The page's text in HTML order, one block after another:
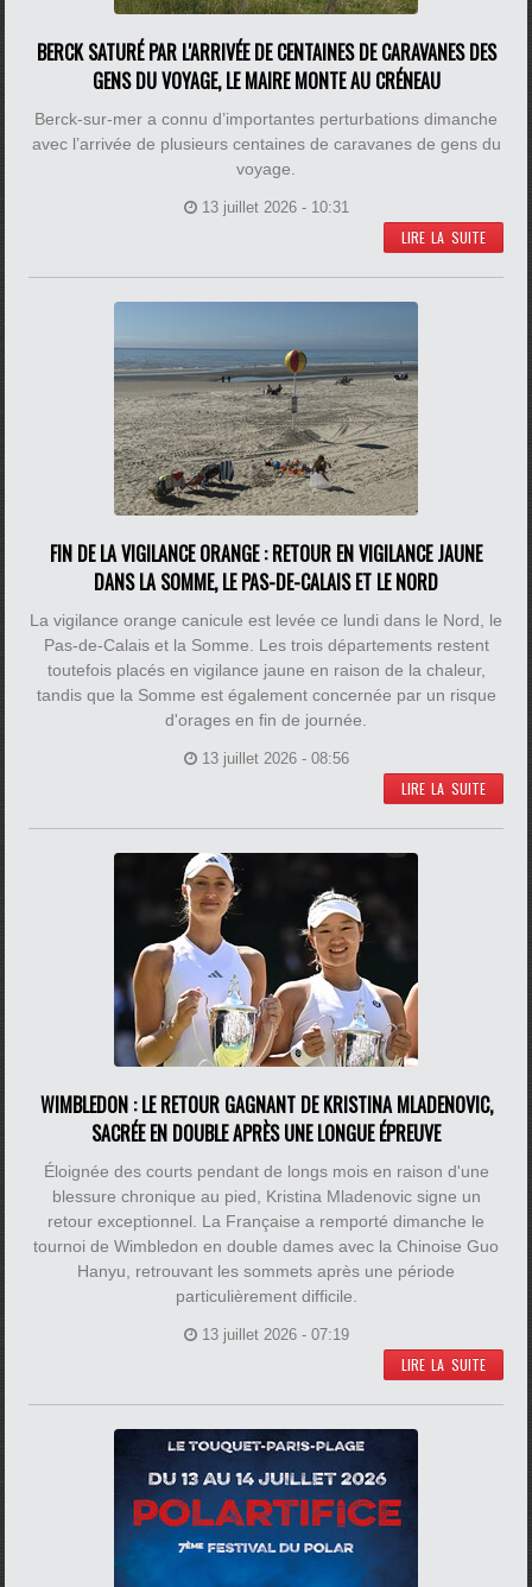
BERCK SATURÉ PAR L'ARRIVÉE DE CENTAINES DE CARAVANES DES
GENS DU VOYAGE, LE MAIRE MONTE AU CRÉNEAU
Berck-sur-mer a connu d’importantes perturbations dimanche
avec l’arrivée de plusieurs centaines de caravanes de gens du
voyage.
13 juillet 2026 - 10:31
LIRE LA SUITE
FIN DE LA VIGILANCE ORANGE : RETOUR EN VIGILANCE JAUNE
DANS LA SOMME, LE PAS-DE-CALAIS ET LE NORD
La vigilance orange canicule est levée ce lundi dans le Nord, le
Pas-de-Calais et la Somme. Les trois départements restent
toutefois placés en vigilance jaune en raison de la chaleur,
tandis que la Somme est également concernée par un risque
d'orages en fin de journée.
13 juillet 2026 - 08:56
LIRE LA SUITE
WIMBLEDON : LE RETOUR GAGNANT DE KRISTINA MLADENOVIC,
SACRÉE EN DOUBLE APRÈS UNE LONGUE ÉPREUVE
Éloignée des courts pendant de longs mois en raison d'une
blessure chronique au pied, Kristina Mladenovic signe un
retour exceptionnel. La Française a remporté dimanche le
tournoi de Wimbledon en double dames avec la Chinoise Guo
Hanyu, retrouvant les sommets après une période
particulièrement difficile.
13 juillet 2026 - 07:19
LIRE LA SUITE